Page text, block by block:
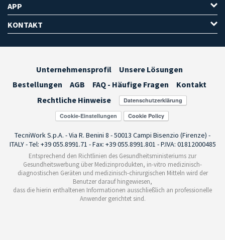
APP
KONTAKT
Unternehmensprofil
Unsere Lösungen
Bestellungen
AGB FAQ - Häufige Fragen
Kontakt
Rechtliche Hinweise
Cookie-Einstellungen
TecniWork S.p.A. - Via R. Benini 8 - 50013 Campi Bisenzio (Firenze) -
ITALY - Tel: +39 055.8991.71 - Fax: +39 055.8991.801 - P.IVA: 01812000485
Entsprechend den Richtlinien des Gesundheitsministeriums zur
Gesundheitswerbung über Medizinprodukten, in-vitro medizinisch-
diagnostischen Geräten und medizinisch-chirurgischen Mitteln wird der
Benutzer darauf hingewiesen,
dass die hierin enthaltenen Informationen ausschließlich an professionelle
Anwender gerichtet sind.